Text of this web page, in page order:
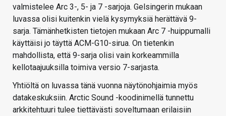
valmistelee Arc 3-, 5- ja 7 -sarjoja. Gelsingerin mukaan
luvassa olisi kuitenkin vielä kysymyksiä herättävä 9-
sarja. Tämänhetkisten tietojen mukaan Arc 7 -huippumalli
käyttäisi jo täyttä ACM-G10-sirua. On tietenkin
mahdollista, että 9-sarja olisi vain korkeammilla
kellotaajuuksilla toimiva versio 7-sarjasta.
Yhtiöltä on luvassa tänä vuonna näytönohjaimia myös
datakeskuksiin. Arctic Sound -koodinimellä tunnettu
arkkitehtuuri tulee tiettävästi soveltumaan erilaisiin